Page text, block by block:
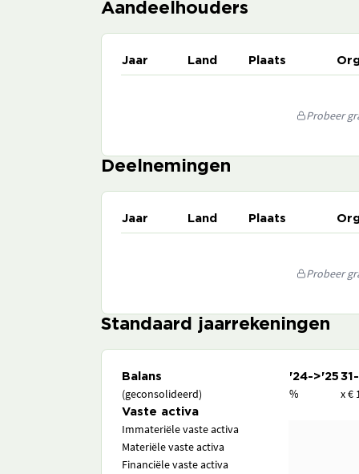
Aandeelhouders
Jaar Land Plaats
Probeer
Deelnemingen
Jaar Land Plaats
Probeer
Standaard jaarrekeningen
Balans '24->'25
(geconsolideerd) % x €
Vaste activa
Immateriële vaste activa
Materiële vaste activa
Financiële vaste activa